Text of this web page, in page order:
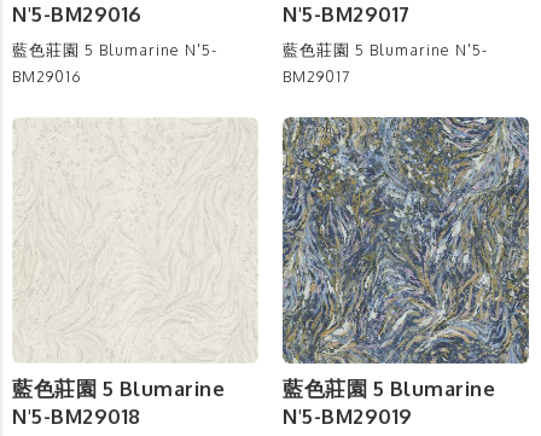
N'5-BM29016
藍色莊園 5 Blumarine N'5-
BM29016
N'5-BM29017
藍色莊園 5 Blumarine N'5-
BM29017
藍色莊園 5 Blumarine
N'5-BM29018
藍色莊園 5 Blumarine
N'5-BM29019